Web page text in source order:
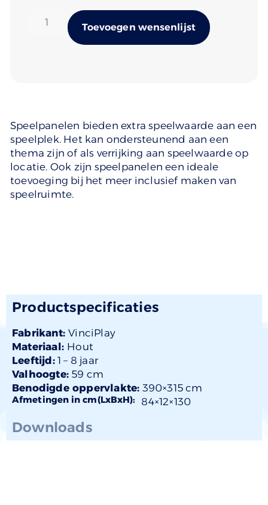
Toevoegen wensenlijst
Speelpanelen bieden extra speelwaarde aan een
speelplek. Het kan ondersteunend aan een
thema zijn of als verrijking aan speelwaarde op
locatie. Ook zijn speelpanelen een ideale
toevoeging bij het meer inclusief maken van
speelruimte.
Productspecificaties
Fabrikant:VinciPlay
Materiaal: Hout
Leeftijd:1 – 8 jaar
Valhoogte: 59 cm
Benodigde oppervlakte: 390×315 cm
Afmetingen in cm(LxBxH): 84×12×130
Downloads